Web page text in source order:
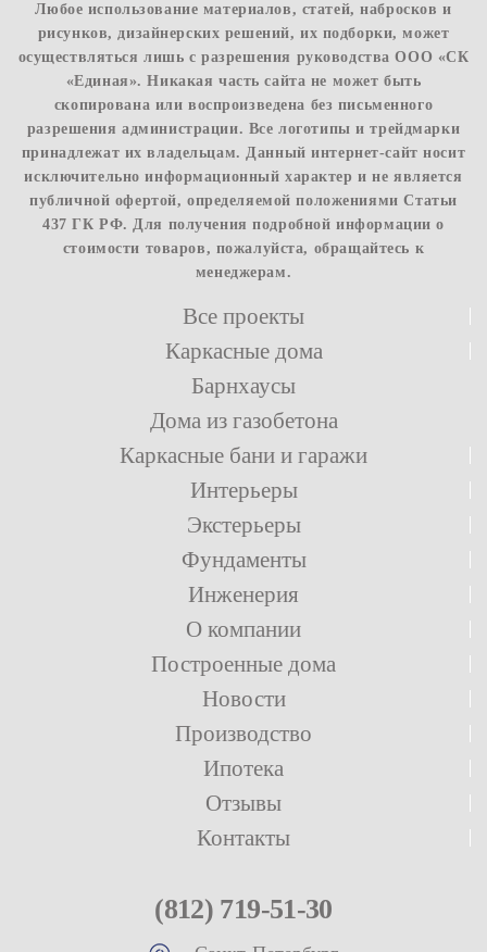
Любое использование материалов, статей, набросков и
рисунков, дизайнерских решений, их подборки, может
осуществляться лишь с разрешения руководства ООО «СК
«Единая». Никакая часть сайта не может быть
скопирована или воспроизведена без письменного
разрешения администрации. Все логотипы и трейдмарки
принадлежат их владельцам. Данный интернет-сайт носит
исключительно информационный характер и не является
публичной офертой, определяемой положениями Статьи
437 ГК РФ. Для получения подробной информации о
стоимости товаров, пожалуйста, обращайтесь к
менеджерам.
Все проекты
Каркасные дома
Барнхаусы
Дома из газобетона
Каркасные бани и гаражи
Интерьеры
Экстерьеры
Фундаменты
Инженерия
О компании
Построенные дома
Новости
Производство
Ипотека
Отзывы
Контакты
(812) 719-51-30